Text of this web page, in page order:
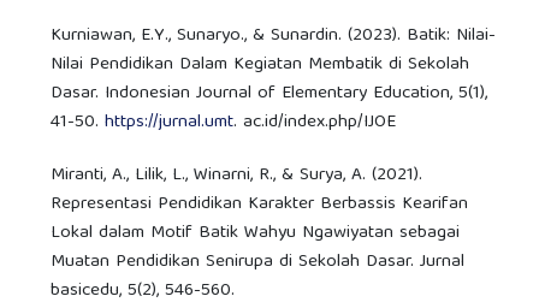
Kurniawan, E.Y., Sunaryo., & Sunardin. (2023). Batik: Nilai-
Nilai Pendidikan Dalam Kegiatan Membatik di Sekolah
Dasar. Indonesian Journal of Elementary Education, 5(1),
41-50.https://jurnal.umt. ac.id/index.php/IJOE
Miranti, A., Lilik, L., Winarni, R., & Surya, A. (2021).
Representasi Pendidikan Karakter Berbassis Kearifan
Lokal dalam Motif Batik Wahyu Ngawiyatan sebagai
Muatan Pendidikan Senirupa di Sekolah Dasar. Jurnal
basicedu, 5(2), 546-560.